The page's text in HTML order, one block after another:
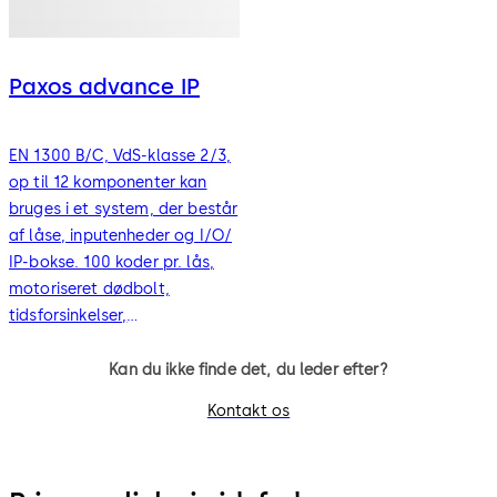
Paxos advance IP
EN 1300 B/C, VdS-klasse 2/3,
op til 12 komponenter kan
bruges i et system, der består
af låse, inputenheder og I/O/
IP-bokse. 100 koder pr. lås,
motoriseret dødbolt,
tidsforsinkelser,
10.000, alarmforbindelser,Kan du ikke finde det, du leder efter?
Kontakt os